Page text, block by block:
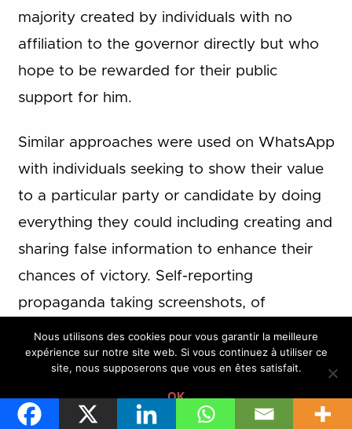
majority created by individuals with no
affiliation to the governor directly but who
hope to be rewarded for their public
support for him.
Similar approaches were used on WhatsApp
with individuals seeking to show their value
to a particular party or candidate by doing
everything they could including creating and
sharing false information to enhance their
chances of victory. Self-reporting
propaganda taking screenshots, of
WhatsApp stories and sharing it with others
was one approach used by social media
Nous utilisons des cookies pour vous garantir la meilleure
expérience sur notre site web. Si vous continuez à utiliser ce
site, nous supposerons que vous en êtes satisfait.
OK